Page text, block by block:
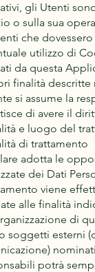
gli Utenti
o sulla sua
che
utilizzo di
da questa
finalità
si assume la
di avere il
e luogo del
di trattamento
adotta le
dei Dati
viene
alle finalità
di
soggetti esterni
potrà